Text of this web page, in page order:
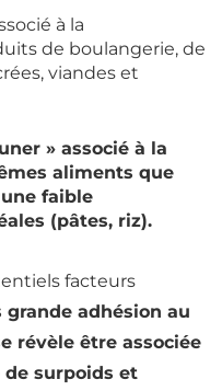
à la
de boulangerie, de
viandes et
» associé à la
aliments que
faible
(pâtes, riz).
facteurs
grande adhésion au
révèle être associée
surpoids et